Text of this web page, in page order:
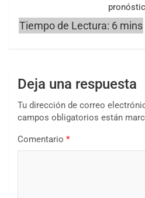
Deja una respuesta
Tu dirección de correo
campos obligatorios están
Comentario *